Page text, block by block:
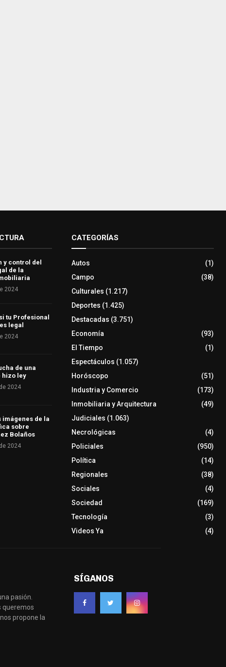
y control del
de la
2024
tu Profesional
legal
2024
de una
hizo ley
2024
imágenes de la
sobre
Bolaños
2024
CATEGORÍAS
Autos
(1)
Campo
(38)
Culturales (1.217)
Deportes (1.425)
Destacadas (3.751)
Economía
(93)
El Tiempo
(1)
Espectáculos (1.057)
Horóscopo
(51)
Industria y Comercio
(173)
Inmobiliaria y Arquitectura
(49)
Judiciales (1.063)
Necrológicas
(4)
Policiales
(950)
Política
(14)
Regionales
(38)
Sociales
(4)
Sociedad
(169)
Tecnología
(3)
Videos Ya
(4)
pasión.
queremos
propone la
SÍGANOS